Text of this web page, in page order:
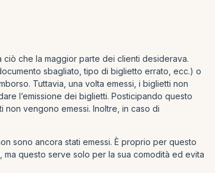
ciò che la maggior parte dei clienti desiderava.
sbagliato, tipo di biglietto errato, ecc.) o
Tuttavia, una volta emessi, i biglietti non
l’emissione dei biglietti. Posticipando questo
vengono emessi. Inoltre, in caso di
sono ancora stati emessi. È proprio per questo
ma questo serve solo per la sua comodità ed evita